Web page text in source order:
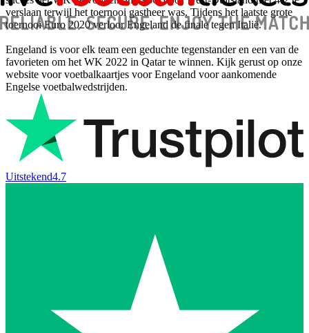
verslaan terwijl het toernooi gastheer was. Tijdens het laatste grote
toernooi Euro 2020 verloor Engeland de finale tegen Italië.
Engeland is voor elk team een ​​geduchte tegenstander en een van de
favorieten om het WK 2022 in Qatar te winnen. Kijk gerust op onze
website voor voetbalkaartjes voor Engeland voor aankomende
Engelse voetbalwedstrijden.
Uitstekend4.7